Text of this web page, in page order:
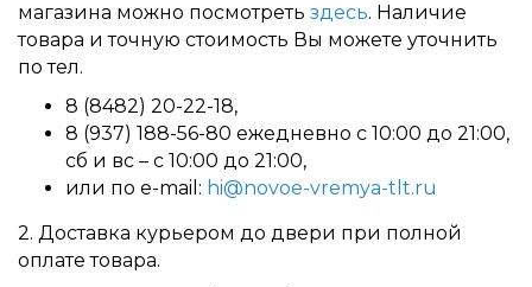
магазина можно посмотреть здесь. Наличие
товара и точную стоимость Вы можете уточнить
по тел.
8 (8482) 20-22-18,
8 (937) 188-56-80 ежедневно с 10:00 до 21:00,
сб и вс – с 10:00 до 21:00,
или по e-mail: hi@novoe-vremya-tlt.ru
2. Доставка курьером до двери при полной
оплате товара.